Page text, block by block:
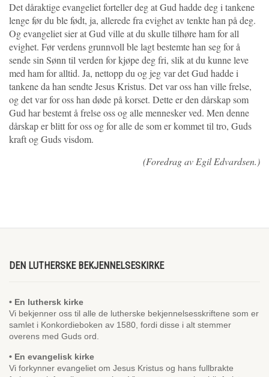
Det dåraktige evangeliet forteller deg at Gud hadde deg i tankene
lenge før du ble født, ja, allerede fra evighet av tenkte han på deg.
Og evangeliet sier at Gud ville at du skulle tilhøre ham for all
evighet. Før verdens grunnvoll ble lagt bestemte han seg for å
sende sin Sønn til verden for kjøpe deg fri, slik at du kunne leve
med ham for alltid. Ja, nettopp du og jeg var det Gud hadde i
tankene da han sendte Jesus Kristus. Det var oss han ville frelse,
og det var for oss han døde på korset. Dette er den dårskap som
Gud har bestemt å frelse oss og alle mennesker ved. Men denne
dårskap er blitt for oss og for alle de som er kommet til tro, Guds
kraft og Guds visdom.
(Foredrag av Egil Edvardsen.)
DEN LUTHERSKE BEKJENNELSESKIRKE
• En luthersk kirke
Vi bekjenner oss til alle de lutherske bekjennelsesskriftene som er
samlet i Konkordieboken av 1580, fordi disse i alt stemmer
overens med Guds ord.
• En evangelisk kirke
Vi forkynner evangeliet om Jesus Kristus og hans fullbrakte